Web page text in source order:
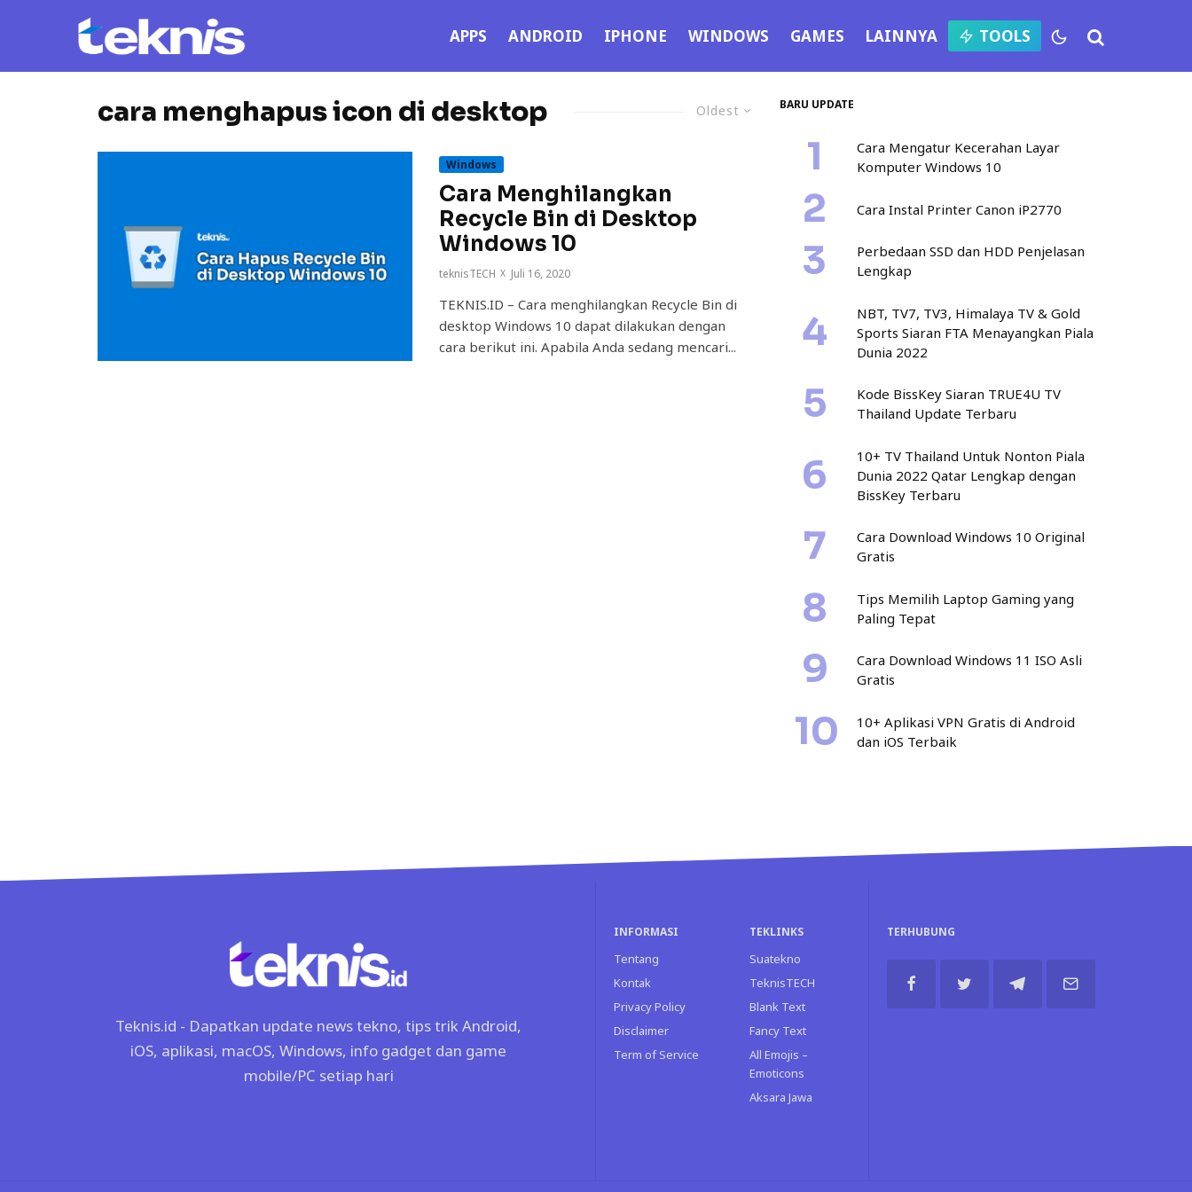
APPS ANDROID IPHONE WINDOWS GAMES LAINNYA TOOLS
Oldest
cara menghapus icon di desktop
Windows
Cara Menghilangkan
Recycle Bin di Desktop
Windows 10
teknisTECH · Juli 16, 2020
TEKNIS.ID – Cara menghilangkan Recycle Bin di
desktop Windows 10 dapat dilakukan dengan
cara berikut ini. Apabila Anda sedang mencari...
BARU UPDATE
Cara Mengatur Kecerahan Layar
Komputer Windows 10
Cara Instal Printer Canon iP2770
Perbedaan SSD dan HDD Penjelasan
Lengkap
NBT, TV7, TV3, Himalaya TV & Gold
Sports Siaran FTA Menayangkan Piala
Dunia 2022
Kode BissKey Siaran TRUE4U TV
Thailand Update Terbaru
10+ TV Thailand Untuk Nonton Piala
Dunia 2022 Qatar Lengkap dengan
BissKey Terbaru
Cara Download Windows 10 Original
Gratis
Tips Memilih Laptop Gaming yang
Paling Tepat
Cara Download Windows 11 ISO Asli
Gratis
10+ Aplikasi VPN Gratis di Android
dan iOS Terbaik
Teknis.id - Dapatkan update news tekno, tips trik Android,
iOS, aplikasi, macOS, Windows, info gadget dan game
mobile/PC setiap hari
INFORMASI
Tentang
Kontak
Privacy Policy
Disclaimer
Term of Service
TEKLINKS
Suatekno
TeknisTECH
Blank Text
Fancy Text
All Emojis –
Emoticons
Aksara Jawa
TERHUBUNG